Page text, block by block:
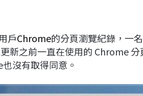
戶Chrome的分頁瀏覽紀錄，一
新之前一直在使用的 Chrome
沒有取得同意。